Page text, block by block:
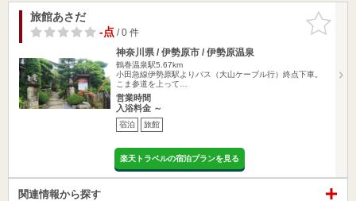
お気に入
りに追加
旅館あさだ
-点/ 0 件
神奈川県 / 伊勢原市 / 伊勢原温泉
鶴巻温泉駅5.67km
小田急線伊勢原駅よりバス（大山ケーブル行）終点下車。
こま参道を上って…
営業時間
入浴料金 ～
宿泊 旅館
楽天トラベルの宿泊プランを見る
関連情報から探す